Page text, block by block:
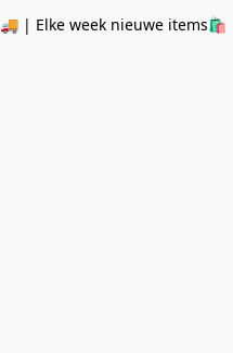
| Elke week nieuwe items🛍